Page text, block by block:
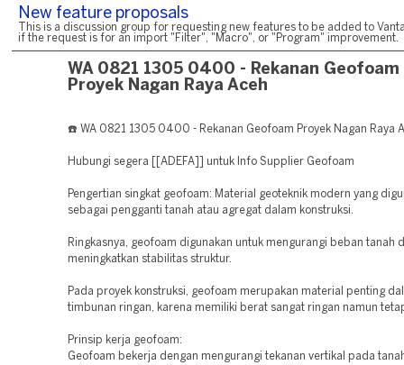
New feature proposals
This is a discussion group for requesting new features to be added to
if the request is for an import "Filter", "Macro", or "Program" improvement.
WA 0821 1305 0400 - Rekanan Geofoam
Proyek Nagan Raya Aceh
☎️ WA 0821 1305 0400 - Rekanan Geofoam Proyek Nagan Raya
Hubungi segera [[ADEFA]] untuk Info Supplier Geofoam
Pengertian singkat geofoam: Material geoteknik modern yang
sebagai pengganti tanah atau agregat dalam konstruksi.
Ringkasnya, geofoam digunakan untuk mengurangi beban tanah
meningkatkan stabilitas struktur.
Pada proyek konstruksi, geofoam merupakan material penting
timbunan ringan, karena memiliki berat sangat ringan namun
Prinsip kerja geofoam:
Geofoam bekerja dengan mengurangi tekanan vertikal pada